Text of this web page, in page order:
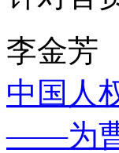
李金芳
中国人
——为曹